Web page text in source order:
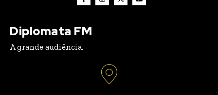
Diplomata FM
A grande audiência.